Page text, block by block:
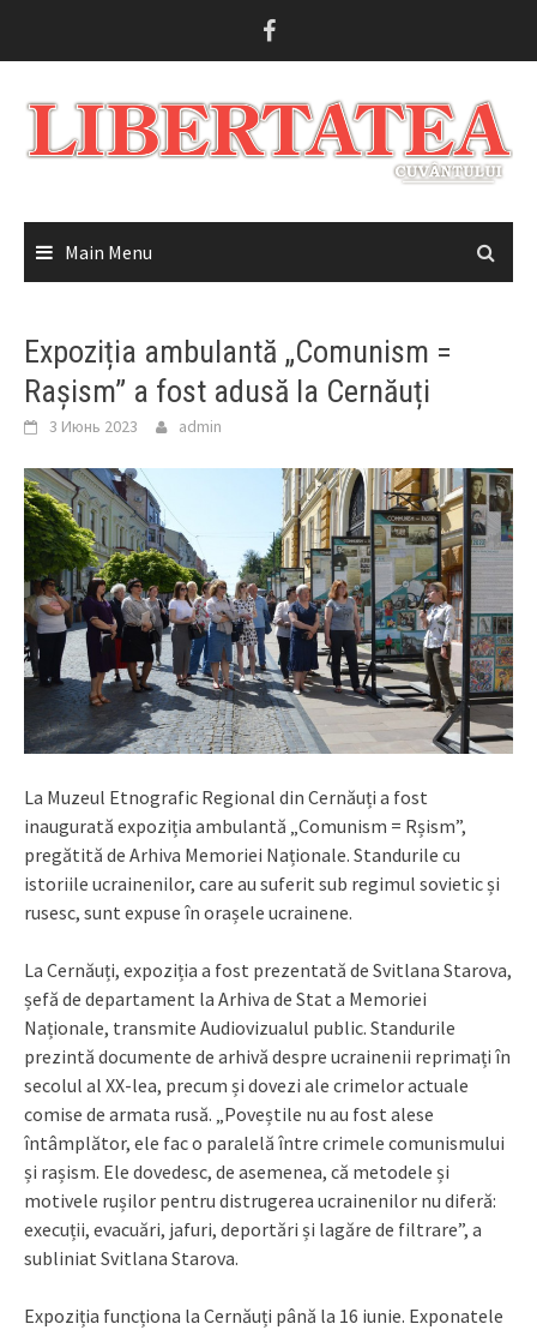
Main Menu
Expoziția ambulantă „Comunism =
Rașism” a fost adusă la Cernăuți
3 Июнь 2023 admin
La Muzeul Etnografic Regional din Cernăuți a fost
inaugurată expoziția ambulantă „Comunism = Rșism”,
pregătită de Arhiva Memoriei Naționale. Standurile cu
istoriile ucrainenilor, care au suferit sub regimul sovietic și
rusesc, sunt expuse în orașele ucrainene.
La Cernăuți, expoziția a fost prezentată de Svitlana Starova,
șefă de departament la Arhiva de Stat a Memoriei
Naționale, transmite Audiovizualul public. Standurile
prezintă documente de arhivă despre ucrainenii reprimați în
secolul al XX-lea, precum și dovezi ale crimelor actuale
comise de armata rusă. „Poveștile nu au fost alese
întâmplător, ele fac o paralelă între crimele comunismului
și rașism. Ele dovedesc, de asemenea, că metodele și
motivele rușilor pentru distrugerea ucrainenilor nu diferă:
execuții, evacuări, jafuri, deportări și lagăre de filtrare”, a
subliniat Svitlana Starova.
Expoziția funcționa la Cernăuți până la 16 iunie. Exponatele